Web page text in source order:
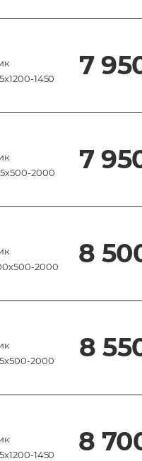
1450 7
2000 7
2000 8
2000 8
1450 8